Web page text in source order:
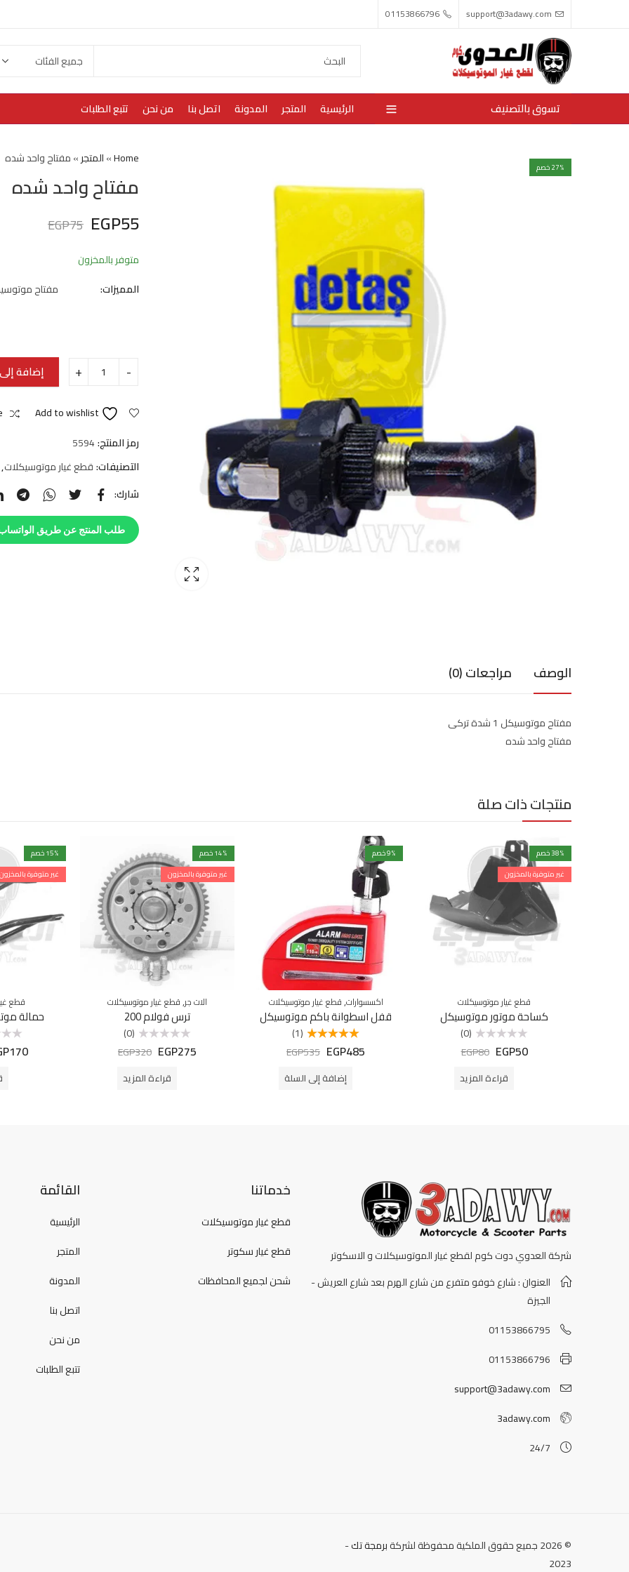
support@3adawy.com
01153866796
تسوق بالتصنيف الرئيسية المتجر المدونة اتصل بنا من نحن تتبع الطلبات
27% خصم
Home
»المتجر»مفتاح واحد شده
مفتاح واحد شده
EGP55
EGP75
متوفر بالمخزون
المميزات:
مفتاح موتوسيكل 1
إضافة
Add to wishlist
رمز المنتج:5594
التصنيفات:قطع غيار موتوسيكلات,
شارك:
طلب المنتج عن طريق
الوصف مراجعات (0)
مفتاح موتوسيكل 1 شدة تركى
مفتاح واحد شده
منتجات ذات صلة
38% خصم
غير متوفرة بالمخزون
قطع غيار موتوسيكلات
كساحة موتور موتوسيكل
التقييم
(0)
EGP50
EGP80
قراءة المزيد
9% خصم
اكسسوارات,قطع غيار موتوسيكلات
قفل اسطوانة باكم موتوسيكل
5.00من 5
(1)
EGP485
EGP535
إضافة إلى السلة
14% خصم
غير متوفرة بالمخزون
الات جر,قطع غيار موتوسيكلات
ترس فولام 200
التقييم
(0)
EGP275
EGP320
قراءة المزيد
15% خصم
غير متوفرة بالمخزون
قطع
حمالة
170
شركة العدوي دوت كوم لقطع غيار الموتوسيكلات و الاسكوتر
العنوان : شارع خوفو متفرع من شارع الهرم بعد شارع العريش -
الجيزة
01153866795
01153866796
support@3adawy.com
3adawy.com
24/7
خدماتنا
قطع غيار موتوسيكلات
قطع غيار سكوتر
شحن لجميع المحافظات
القائمة
الرئيسية
المتجر
المدونة
اتصل بنا
من نحن
تتبع الطلبات
© 2026 جميع حقوق الملكية محفوظة لشركة برمجة تك-
2023